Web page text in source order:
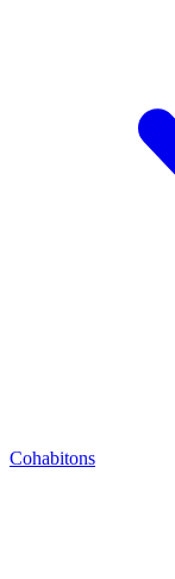
Cohabitons